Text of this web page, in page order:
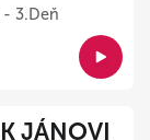
- 3.Deň
JÁNOVI